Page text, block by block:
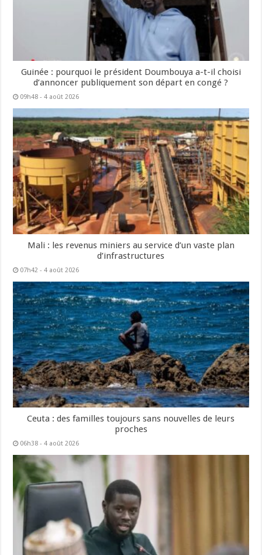
Guinée : pourquoi le président Doumbouya a-t-il choisi
d’annoncer publiquement son départ en congé ?
09h48 - 4 août 2026
Mali : les revenus miniers au service d’un vaste plan
d’infrastructures
07h42 - 4 août 2026
Ceuta : des familles toujours sans nouvelles de leurs
proches
06h38 - 4 août 2026